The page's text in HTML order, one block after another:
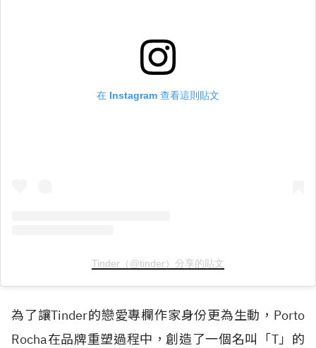
在 Instagram 查看這則貼文
Tinder（@tinder）分享的貼文
為了讓Tinder的戀愛專欄作家身份更為生動，Porto
Rocha在品牌重塑過程中，創造了一個名叫「T」的